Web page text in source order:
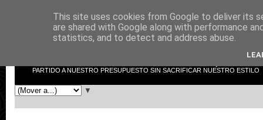
low cost shopper
PARTIDO A NUESTRO PRESUPUESTO SIN SACRIFICAR NUESTRO ESTILO
▼
This site uses cookies from Google to deliver its
are shared with Google along with performance
statistics, and to detect and address abuse.